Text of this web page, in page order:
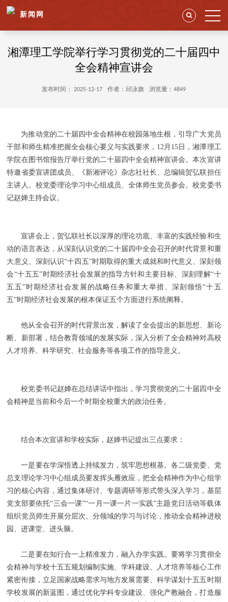
新闻网
湘潭理工学院举行学习贯彻党的二十届四中
全会精神宣讲会
发布时间： 2025-12-17 作者：邱泳旗 浏览量：4849
为推动党的二十届四中全会精神在校园落地生根，引导广大党员
干部和师生精准把握全会核心要义与实践要求，12月15日，湘潭理工
学院在图书馆报告厅举行党的二十届四中全会精神宣讲会。本次宣讲
特邀省委宣讲团成员、《新湘评论》杂志社社长、总编辑贺弘联担任
主讲人。校党委理论学习中心组成员、全体师生党员参会。校党委书
记赵婵主持会议。
宣讲会上，贺弘联社长以深厚的理论功底、丰富的实践经验和生
动的语言表达，从深刻认识党的二十届四中全会召开的时代背景和重
大意义、深刻认识“十四五”时期取得的重大成就和时代意义、深刻领
会“十五五”时期经济社会发展的指导方针和主要目标、深刻理解“十
五五”时期经济社会发展的战略任务和重大举措、深刻领悟“十五
五”时期经济社会发展的根本保证五个方面进行系统阐释。
他从全会召开的时代背景出发，解读了全会提出的新思想、新论
断、新部署，结合教育领域的发展实际，深入分析了全会精神对高校
人才培养、科学研究、社会服务等各项工作的指导意义。
校党委书记赵婵在总结讲话中指出，学习贯彻党的二十届四中全
会精神是当前和今后一个时期全校重大的政治任务。
结合本次宣讲和学校实际，赵婵书记提出三点要求：
一是要在学深悟透上持续发力，筑牢思想根基。各二级党委、党
总支理论学习中心组成员要发挥头雁效应，把全会精神作为中心组学
习的核心内容，通过集体研讨、专题调研等形式带头深入学习，基层
党支部要依托“三会一课”“一月一课一片一实践”主题党日活动等载体
组织党员师生开展分层次、分领域的学习与讨论，推动全会精神进校
园、进课堂、进头脑。
二是要在知行合一上精准发力，融入办学实践。要将学习贯彻全
会精神与学校十五五规划编制实施、学科建设、人才培养等核心工作
紧密衔接，立足国家战略需求与地方发展需要、科学谋划十五五时期
学校发展的新蓝图，通过优化学科专业建设、强化产教融合，打造服